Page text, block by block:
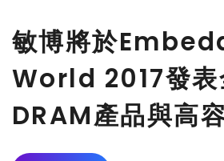
敏博將於
World 2017發表
DRAM產品與高